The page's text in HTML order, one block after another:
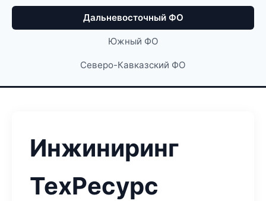
Дальневосточный ФО
Южный ФО
Северо-Кавказский ФО
Инжиниринг
ТехРесурс